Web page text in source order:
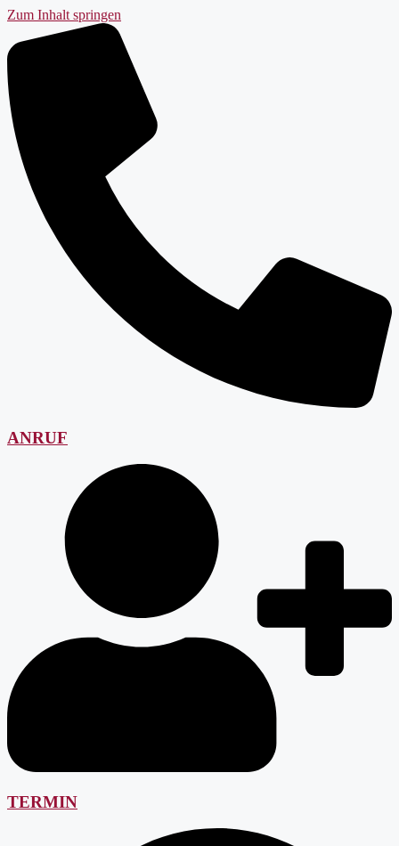
Zum Inhalt springen
ANRUF
TERMIN